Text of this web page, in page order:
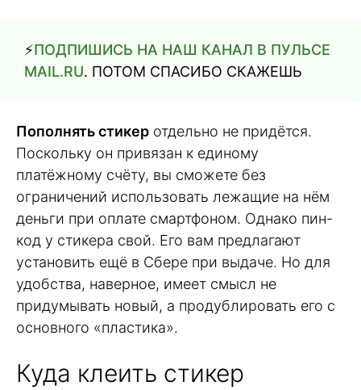
⚡️ПОДПИШИСЬ НА НАШ КАНАЛ В ПУЛЬСЕ
MAIL.RU. ПОТОМ СПАСИБО СКАЖЕШЬ
Пополнять стикер отдельно не придётся.
Поскольку он привязан к единому
платёжному счёту, вы сможете без
ограничений использовать лежащие на нём
деньги при оплате смартфоном. Однако пин-
код у стикера свой. Его вам предлагают
установить ещё в Сбере при выдаче. Но для
удобства, наверное, имеет смысл не
придумывать новый, а продублировать его с
основного «пластика».
Куда клеить стикер